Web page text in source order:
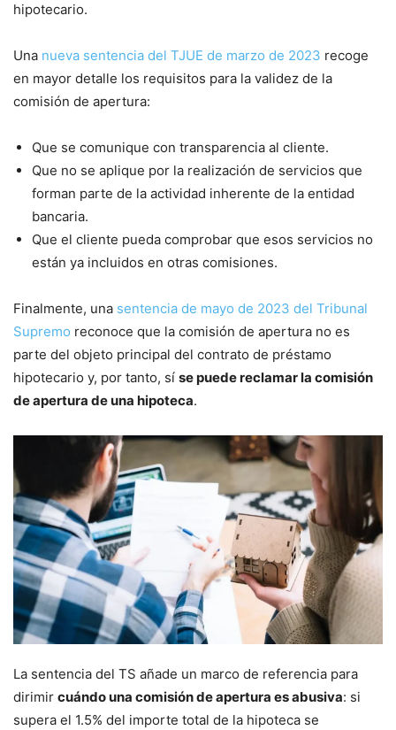
hipotecario.
Una nueva sentencia del TJUE de marzo de 2023 recoge
en mayor detalle los requisitos para la validez de la
comisión de apertura:
Que se comunique con transparencia al cliente.
Que no se aplique por la realización de servicios que
forman parte de la actividad inherente de la entidad
bancaria.
Que el cliente pueda comprobar que esos servicios no
están ya incluidos en otras comisiones.
Finalmente, una sentencia de mayo de 2023 del Tribunal
Supremo reconoce que la comisión de apertura no es
parte del objeto principal del contrato de préstamo
hipotecario y, por tanto, sí se puede reclamar la comisión
de apertura de una hipoteca.
La sentencia del TS añade un marco de referencia para
dirimir cuándo una comisión de apertura es abusiva: si
supera el 1.5% del importe total de la hipoteca se